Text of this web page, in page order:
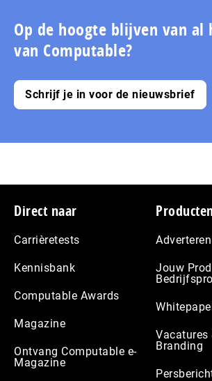
Op de hoogte blijven van al
van Computable?
Schrijf je in voor de nieuwsbrief
Footer
Direct naar
Carrièretests
Kennisbank
Computable Awards
Magazine
Ontvang Computable e-
Magazine
Jouw
Vacatures
Branding